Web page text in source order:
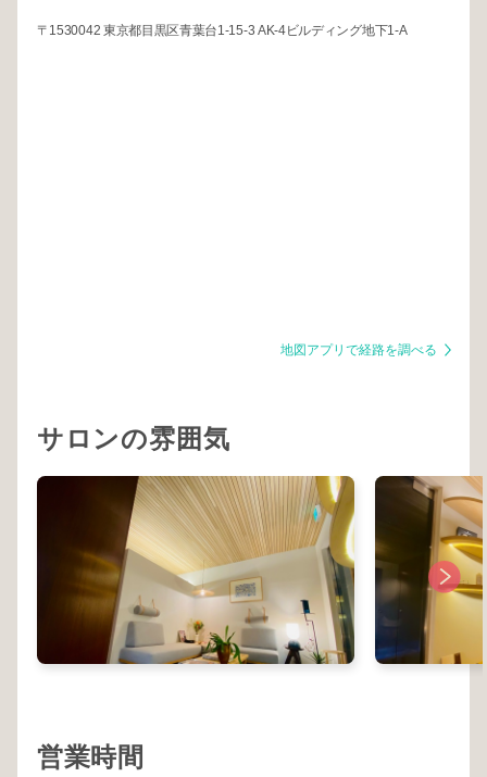
〒1530042 東京都目黒区青葉台1-15-3 AK-4ビルディング地下1-A
地図アプリで経路を調べる
サロンの雰囲気
営業時間